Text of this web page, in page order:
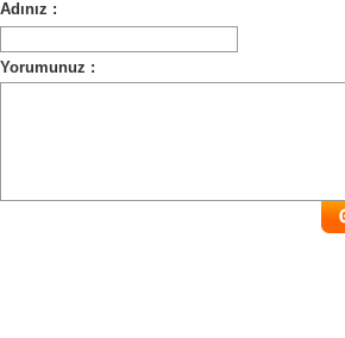
Adınız :
Yorumunuz :